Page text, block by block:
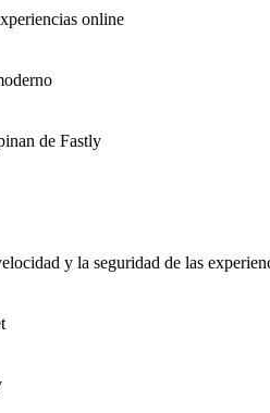
online
de Fastly
y la seguridad de las